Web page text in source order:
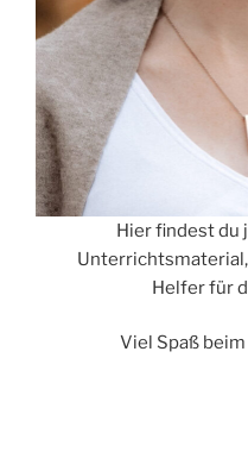
Hier findest du
Helfer für
Viel Spaß